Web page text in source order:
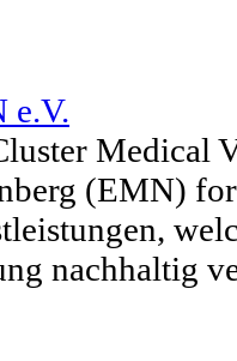
e.V.
Medical
(EMN)
nachhaltig